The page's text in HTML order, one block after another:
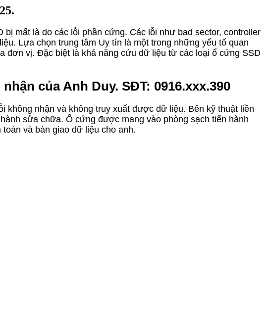
mất là do các lỗi phần cứng. Các lỗi như bad sector, controller
Lựa chọn trung tâm Uy tín là một trong những yếu tố quan
đơn vị. Đặc biệt là khả năng cứu dữ liệu từ các loại ổ cứng SSD
của Anh Duy. SĐT: 0916.xxx.390
không nhận và không truy xuất được dữ liệu. Bên kỹ thuật liền
sửa chữa. Ổ cứng được mang vào phòng sạch tiến hành
và bàn giao dữ liệu cho anh.